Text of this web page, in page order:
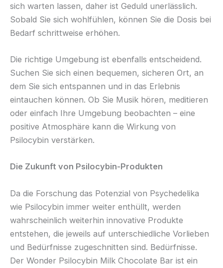
sich warten lassen, daher ist Geduld unerlässlich.
Sobald Sie sich wohlfühlen, können Sie die Dosis bei
Bedarf schrittweise erhöhen.
Die richtige Umgebung ist ebenfalls entscheidend.
Suchen Sie sich einen bequemen, sicheren Ort, an
dem Sie sich entspannen und in das Erlebnis
eintauchen können. Ob Sie Musik hören, meditieren
oder einfach Ihre Umgebung beobachten – eine
positive Atmosphäre kann die Wirkung von
Psilocybin verstärken.
Die Zukunft von Psilocybin-Produkten
Da die Forschung das Potenzial von Psychedelika
wie Psilocybin immer weiter enthüllt, werden
wahrscheinlich weiterhin innovative Produkte
entstehen, die jeweils auf unterschiedliche Vorlieben
und Bedürfnisse zugeschnitten sind. Bedürfnisse.
Der Wonder Psilocybin Milk Chocolate Bar ist ein